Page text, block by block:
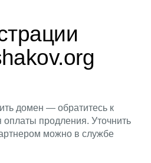
домен — обратитесь к
оплаты продления. Уточнить
можно в службе